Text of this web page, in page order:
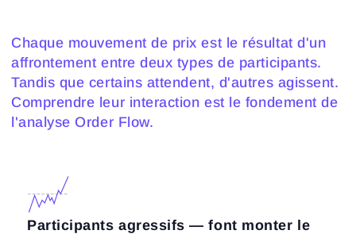
Chaque mouvement de prix est le résultat d'un
affrontement entre deux types de participants.
Tandis que certains attendent, d'autres agissent.
Comprendre leur interaction est le fondement de
l'analyse Order Flow.
Participants agressifs — font monter le